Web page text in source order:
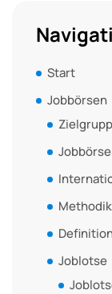
Start
Jobbörsen
Joblotse